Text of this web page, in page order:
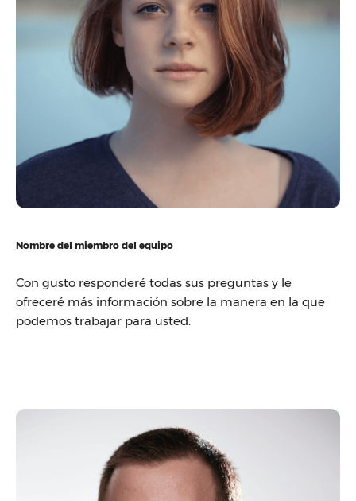
Nombre del miembro del equipo
Con gusto responderé todas sus preguntas y le
ofreceré más información sobre la manera en la que
podemos trabajar para usted.